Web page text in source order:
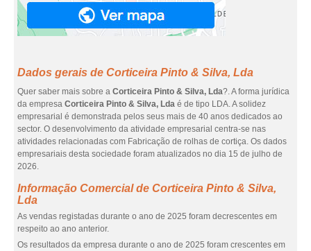
Dados gerais de Corticeira Pinto & Silva, Lda
Quer saber mais sobre a Corticeira Pinto & Silva, Lda?. A forma jurídica
da empresa Corticeira Pinto & Silva, Lda é de tipo LDA. A solidez
empresarial é demonstrada pelos seus mais de 40 anos dedicados ao
sector. O desenvolvimento da atividade empresarial centra-se nas
atividades relacionadas com Fabricação de rolhas de cortiça. Os dados
empresariais desta sociedade foram atualizados no dia 15 de julho de
2026.
Informação Comercial de Corticeira Pinto & Silva,
Lda
As vendas registadas durante o ano de 2025 foram decrescentes em
respeito ao ano anterior.
Os resultados da empresa durante o ano de 2025 foram crescentes em